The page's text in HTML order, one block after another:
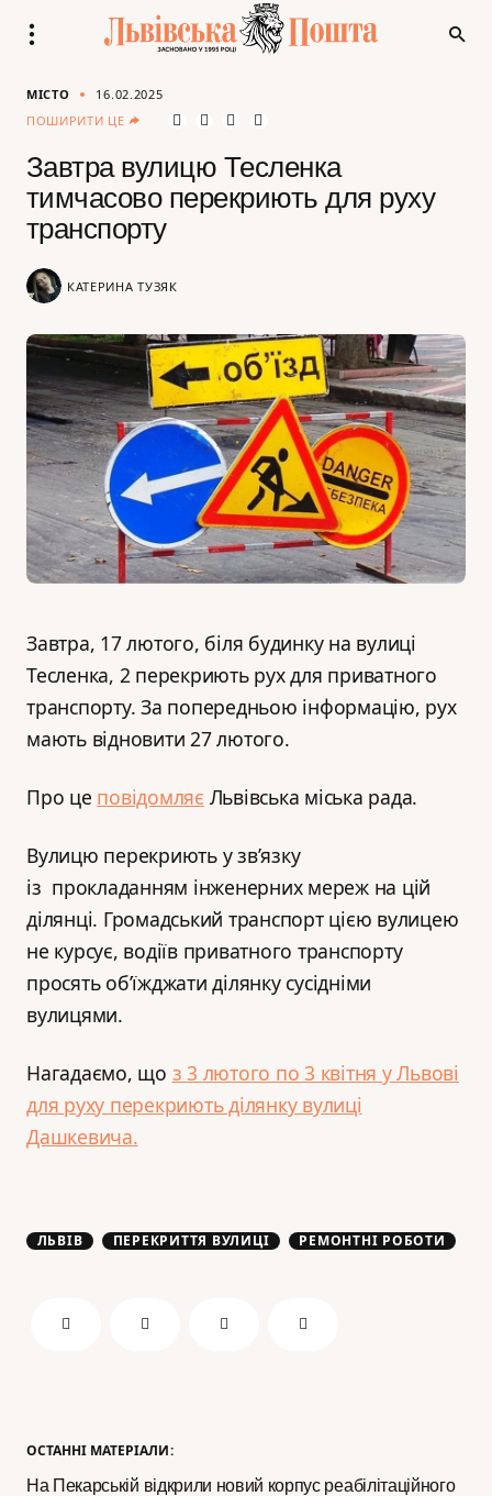
ОСТАННІ МАТЕРІАЛИ:
На Пекарській відкрили новий корпус реабілітаційного
МІСТО
16.02.2025
ПОШИРИТИ ЦЕ
Завтра вулицю Тесленка
тимчасово перекриють для руху
транспорту
КАТЕРИНА ТУЗЯК
Завтра, 17 лютого, біля будинку на вулиці
Тесленка, 2 перекриють рух для приватного
транспорту. За попередньою інформацію, рух
мають відновити 27 лютого.
Про це повідомляє Львівська міська рада.
Вулицю перекриють у зв’язку
із прокладанням інженерних мереж на цій
ділянці. Громадський транспорт цією вулицею
не курсує, водіїв приватного транспорту
просять обʼїжджати ділянку сусідніми
вулицями.
Нагадаємо, що з 3 лютого по 3 квітня у Львові
для руху перекриють ділянку вулиці
Дашкевича.
ЛЬВІВ ПЕРЕКРИТТЯ ВУЛИЦІ РЕМОНТНІ РОБОТИ